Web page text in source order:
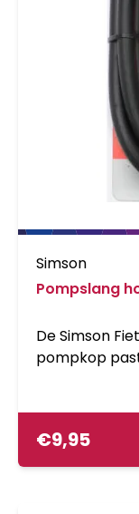
Simson
Pompslang
De Simson
pompkop
€9,95